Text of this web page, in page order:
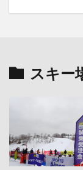
スキー